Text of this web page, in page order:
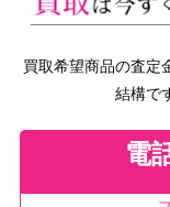
買取希望商品の査定
結構で
電